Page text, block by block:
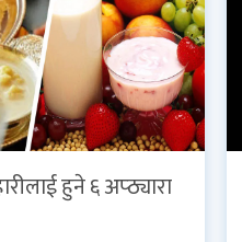
हुने ६ अप्ठ्यारा